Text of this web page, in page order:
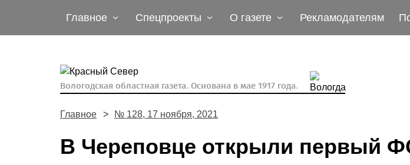
Главное Спецпроекты О газете Рекламодателям
Вологодская областная газета. Основана в мае 1917 года.
Главное № 128, 17 ноября, 2021
В Череповце открыли первый